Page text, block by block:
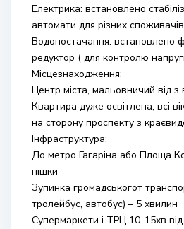
Електрика: встановлено
автомати для різних споживачів
Водопостачання: встановлено
редуктор ( для контролю
Місцезнаходження:
Центр міста, мальовничий від з
Квартира дуже освітлена, всі
на сторону проспекту з
Інфраструктура:
До метро Гагаріна або Площа
пішки
Зупинка громадськогот
тролейбус, автобус) – 5 хвилин
Супермаркети і ТРЦ 10-15хв